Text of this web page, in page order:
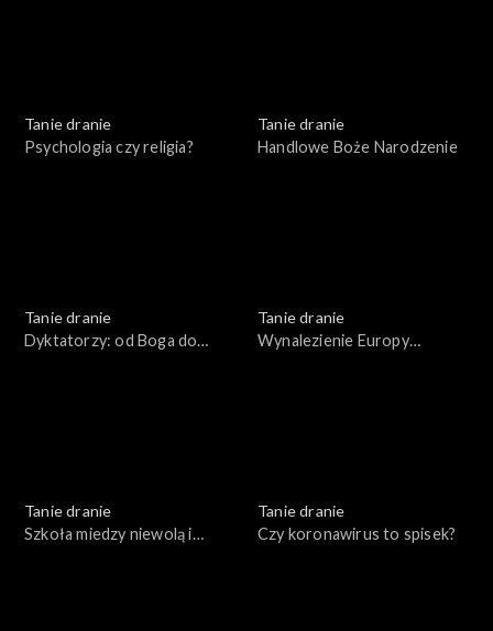
Tanie dranie
Psychologia czy religia?
Tanie dranie
Handlowe Boże Narodzenie
Tanie dranie
Dyktatorzy: od Boga do
Tanie dranie
Wynalezienie Europy
Tanie dranie
Szkoła miedzy niewolą i
Tanie dranie
Czy koronawirus to spisek?